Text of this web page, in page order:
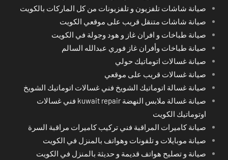
صيانة شاشات تلفزيون و تلفزيونات من كل الماركات بالكويت
صيانة شاشات متنقل قريب على موقعي الكويت
صيانة طباخات و افران غاز و هود وجولة في الكويت
صيانة طباخات وأفران غاز فوري عبدالله السالم
صيانة غسالات اتوماتيك حولي
صيانة غسالات قريب على موقعي
صيانة غسالة اتوماتيك الشويخ فني غسالات اتوماتيك الشويخ
صيانة غسالة ملابس النهضة kuwait repair فني غسالات
اوتوماتيك الكويت
صيانة كاميرات المراقبة فني تركيب كاميرات مراقبة السرة
صيانة موبايلات و تلفونات وهواتف بالمنزل في الكويت
صيانة و تصليح هواتف قديمة و حديثة بالمنزل في الكويت